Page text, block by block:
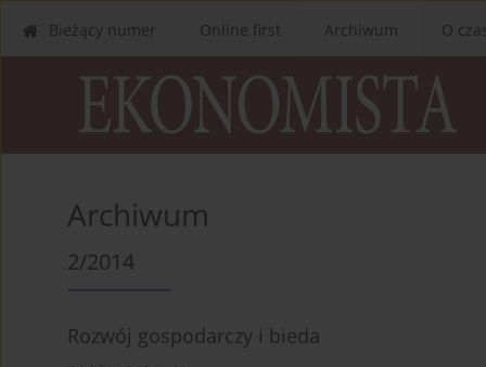
Bieżący numer Online first Archiwum O
Archiwum
2/2014
Rozwój gospodarczy i bieda